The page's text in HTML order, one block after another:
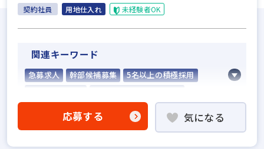
契約社員 用地仕入れ 未経験者OK
関連キーワード
急募求人 幹部候補募集
5名以上の積極採用
業界未経験歓迎
既卒・第2新卒歓迎
職種未経験歓迎
歩合給
応募する 気になる